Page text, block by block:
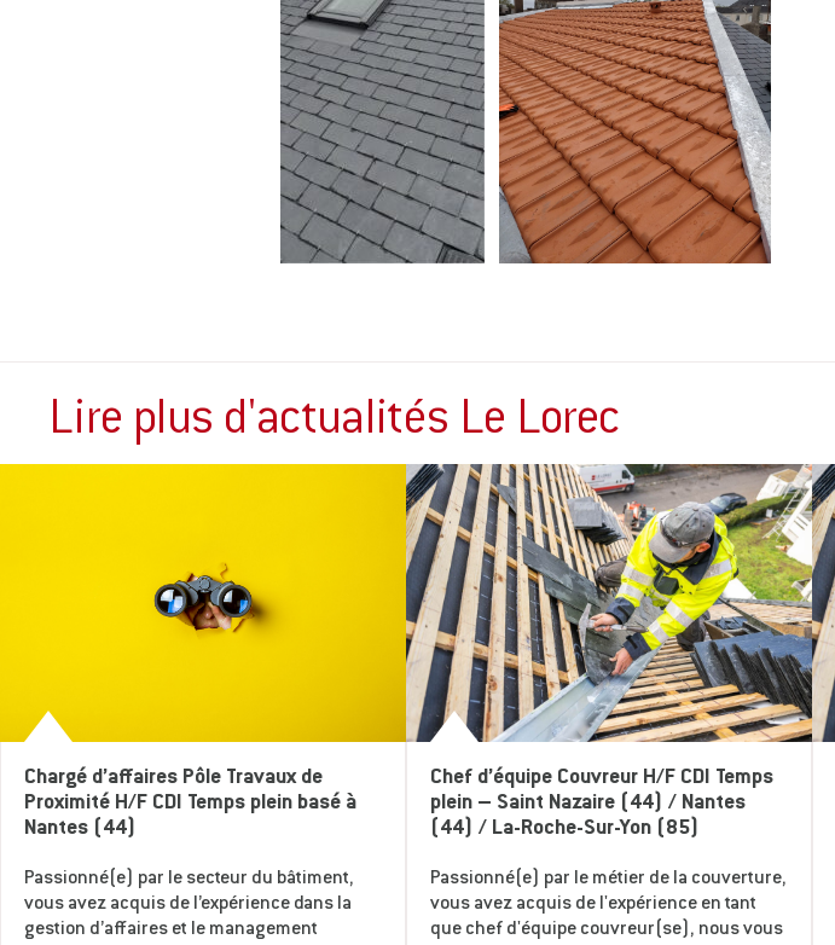
Lire plus d'actualités Le Lorec
Chargé d’affaires Pôle Travaux de
Proximité H/F CDI Temps plein basé à
Nantes (44)
Passionné(e) par le secteur du bâtiment,
vous avez acquis de l’expérience dans la
gestion d’affaires et le management
Chef d’équipe Couvreur H/F CDI Temps
plein – Saint Nazaire (44) / Nantes
(44) / La-Roche-Sur-Yon (85)
Passionné(e) par le métier de la couverture,
vous avez acquis de l'expérience en tant
que chef d'équipe couvreur(se), nous vous